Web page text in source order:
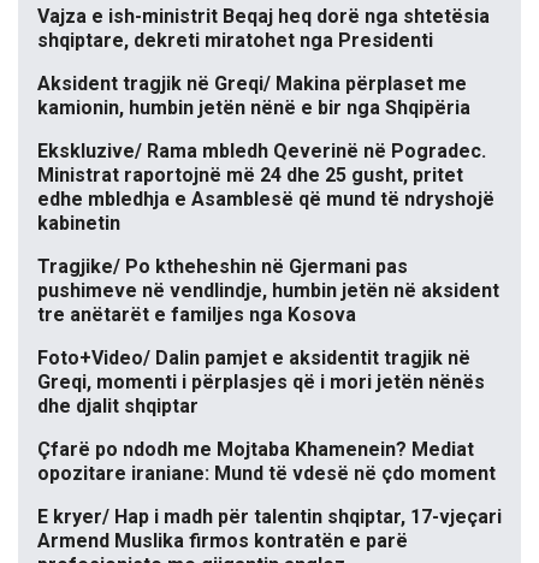
Vajza e ish-ministrit Beqaj heq dorë nga shtetësia
shqiptare, dekreti miratohet nga Presidenti
Aksident tragjik në Greqi/ Makina përplaset me
kamionin, humbin jetën nënë e bir nga Shqipëria
Ekskluzive/ Rama mbledh Qeverinë në Pogradec.
Ministrat raportojnë më 24 dhe 25 gusht, pritet
edhe mbledhja e Asamblesë që mund të ndryshojë
kabinetin
Tragjike/ Po ktheheshin në Gjermani pas
pushimeve në vendlindje, humbin jetën në aksident
tre anëtarët e familjes nga Kosova
Foto+Video/ Dalin pamjet e aksidentit tragjik në
Greqi, momenti i përplasjes që i mori jetën nënës
dhe djalit shqiptar
Çfarë po ndodh me Mojtaba Khamenein? Mediat
opozitare iraniane: Mund të vdesë në çdo moment
E kryer/ Hap i madh për talentin shqiptar, 17-vjeçari
Armend Muslika firmos kontratën e parë